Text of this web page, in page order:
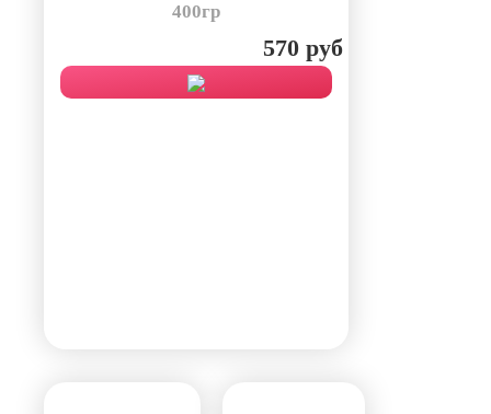
400гр
570 руб